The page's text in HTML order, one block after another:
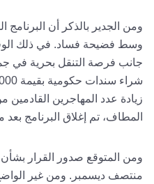
وسط فضيحة فساد. في ذلك
جانب فرصة التنقل بحرية في
زيادة عدد المهاجرين
المطاف، تم إغلاق البرنامج
ومن المتوقع صدور القرار بشأن
منتصف ديسمبر. ومن غير